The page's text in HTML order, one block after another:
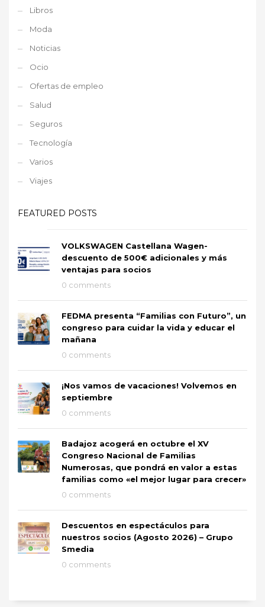
Libros
Moda
Noticias
Ocio
Ofertas de empleo
Salud
Seguros
Tecnología
Varios
Viajes
FEATURED POSTS
VOLKSWAGEN Castellana Wagen-
descuento de 500€ adicionales y más
ventajas para socios
0 comments
FEDMA presenta “Familias con Futuro”, un
congreso para cuidar la vida y educar el
mañana
0 comments
¡Nos vamos de vacaciones! Volvemos en
septiembre
0 comments
Badajoz acogerá en octubre el XV
Congreso Nacional de Familias
Numerosas, que pondrá en valor a estas
familias como «el mejor lugar para crecer»
0 comments
Descuentos en espectáculos para
nuestros socios (Agosto 2026) – Grupo
Smedia
0 comments